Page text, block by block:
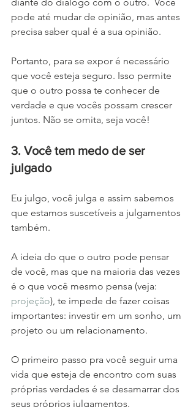
pode até mudar de opinião, mas antes
precisa saber qual é a sua opinião.
Portanto, para se expor é necessário
que você esteja seguro. Isso permite
que o outro possa te conhecer de
verdade e que vocês possam crescer
juntos. Não se omita, seja você!
3. Você tem medo de ser
julgado
Eu julgo, você julga e assim sabemos
que estamos suscetíveis a julgamentos
também.
A ideia do que o outro pode pensar
de você, mas que na maioria das vezes
é o que você mesmo pensa (veja:
projeção), te impede de fazer coisas
importantes: investir em um sonho, um
projeto ou um relacionamento.
O primeiro passo pra você seguir uma
vida que esteja de encontro com suas
próprias verdades é se desamarrar dos
seus próprios julgamentos.